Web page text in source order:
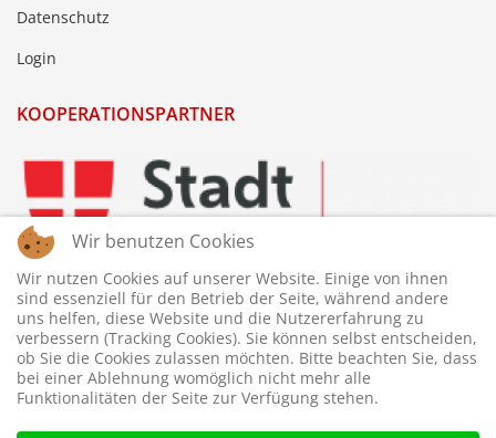
Datenschutz
Login
KOOPERATIONSPARTNER
Wir benutzen Cookies
Wir nutzen Cookies auf unserer Website. Einige von ihnen
sind essenziell für den Betrieb der Seite, während andere
uns helfen, diese Website und die Nutzererfahrung zu
verbessern (Tracking Cookies). Sie können selbst entscheiden,
ob Sie die Cookies zulassen möchten. Bitte beachten Sie, dass
bei einer Ablehnung womöglich nicht mehr alle
Funktionalitäten der Seite zur Verfügung stehen.